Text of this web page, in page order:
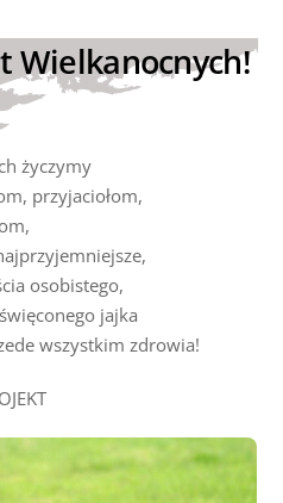
Wielkanocnych!
życzymy
przyjaciołom,
osobistego,
jajka
wszystkim zdrowia!